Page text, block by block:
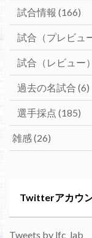
試合情報 (166)
試合（プレビュ
試合（レビュー）
過去の名試合 (6)
選手採点 (185)
雑感(26)
Twitterアカウ
Tweets by lfc_lab